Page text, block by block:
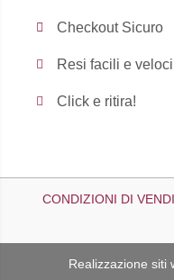
Checkout Sicuro
Resi facili e veloci
Click e ritira!
CONDIZIONI DI
Realizzazione siti